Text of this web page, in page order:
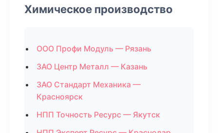
Химическое производство
ООО Профи Модуль — Рязань
ЗАО Центр Металл — Казань
ЗАО Стандарт Механика —
Красноярск
НПП Точность Ресурс — Якутск